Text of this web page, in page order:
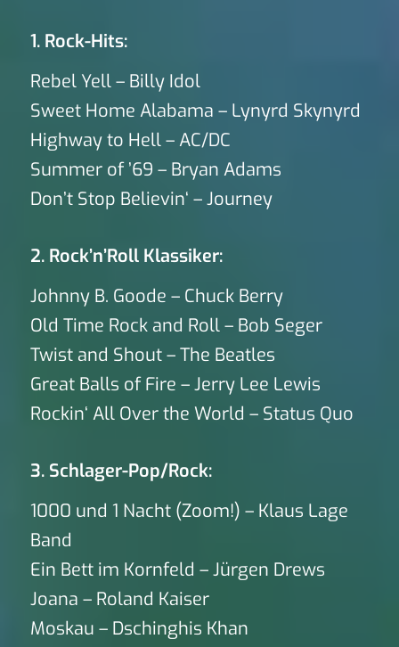
1. Rock-Hits:
Rebel Yell – Billy Idol
Sweet Home Alabama – Lynyrd Skynyrd
Highway to Hell – AC/DC
Summer of ’69 – Bryan Adams
Don’t Stop Believin‘ – Journey
2. Rock’n’Roll Klassiker:
Johnny B. Goode – Chuck Berry
Old Time Rock and Roll – Bob Seger
Twist and Shout – The Beatles
Great Balls of Fire – Jerry Lee Lewis
Rockin‘ All Over the World – Status Quo
3. Schlager-Pop/Rock:
1000 und 1 Nacht (Zoom!) – Klaus Lage
Band
Ein Bett im Kornfeld – Jürgen Drews
Joana – Roland Kaiser
Moskau – Dschinghis Khan